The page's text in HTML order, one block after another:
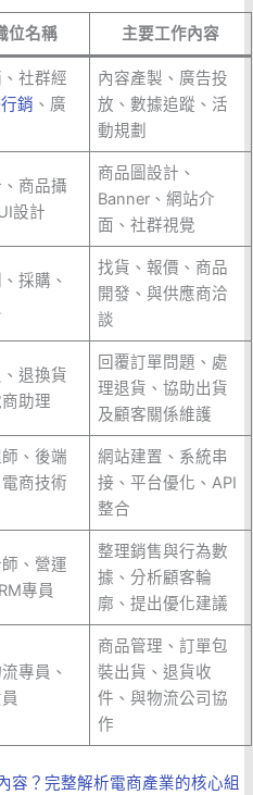
位名稱 主要工作內容
社群經
銷 、廣
內容產製、廣告投
放、數據追蹤、活
動規劃
商品攝
設計
商品圖設計、
Banner、網站介
面、社群視覺
採購、
找貨、報價、商品
開發、與供應商洽
談
退換貨
助理
回覆訂單問題、處
理退貨、協助出貨
及顧客關係維護
、後端
商技術
網站建置、系統串
接、平台優化、API
整合
、營運
專員
整理銷售與行為數
據、分析顧客輪
廓、提出優化建議
專員、
商品管理、訂單包
裝出貨、退貨收
件、與物流公司協
作
容？完整解析電商產業的核心組